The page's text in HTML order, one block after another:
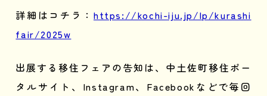
詳細はコチラ： https://kochi-iju.jp/lp/kurashi
fair/2025w
出展する移住フェアの告知は、中土佐町移住ポー
タルサイト、Instagram、Facebookなどで毎回